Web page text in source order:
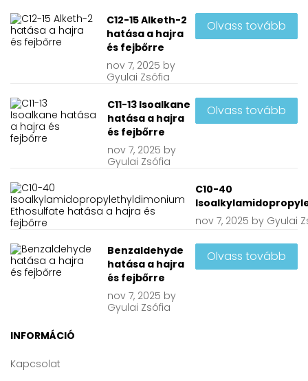
C12-15 Alketh-2
hatása a hajra
és fejbőrre
nov7, 2025 by
Gyulai Zsófia
Olvass tovább
C11-13 Isoalkane
hatása a hajra
és fejbőrre
nov 7, 2025 by
Gyulai Zsófia
Olvass tovább
C10-40
nov 7, 2025 by Gyulai
Benzaldehyde
hatása a hajra
és fejbőrre
nov 7, 2025 by
Gyulai Zsófia
Olvass tovább
INFORMÁCIÓ
Kapcsolat